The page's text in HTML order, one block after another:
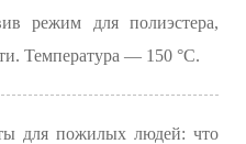
режим для полиэстера,
Температура — 150 °C.
для пожилых людей: что